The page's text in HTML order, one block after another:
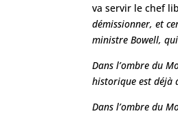
va servir le chef
démissionner, et
ministre Bowell,
Dans l’ombre du
historique est déjà
Dans l’ombre du